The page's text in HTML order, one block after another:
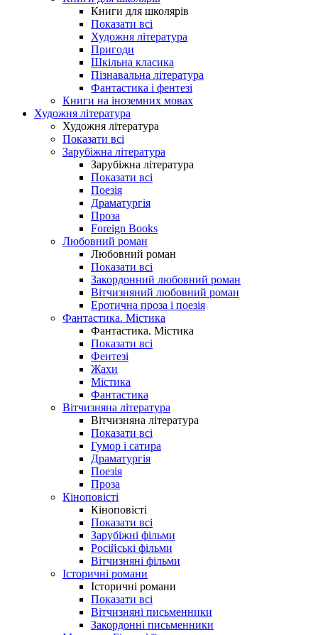
Книги для школярів
Показати всі
Художня література
Пригоди
Шкільна класика
Пізнавальна література
Фантастика і фентезі
Книги на іноземних мовах
Художня література
Художня література
Показати всі
Зарубіжна література
Зарубіжна література
Показати всі
Поезія
Драматургія
Проза
Foreign Books
Любовний роман
Любовний роман
Показати всі
Закордонний любовний роман
Вітчизняний любовний роман
Еротична проза і поезія
Фантастика. Містика
Фантастика. Містика
Показати всі
Фентезі
Жахи
Містика
Фантастика
Вітчизняна література
Вітчизняна література
Показати всі
Гумор і сатира
Драматургія
Поезія
Проза
Кіноповісті
Кіноповісті
Показати всі
Зарубіжні фільми
Російські фільми
Вітчизняні фільми
Історичні романи
Історичні романи
Показати всі
Вітчизняні письменники
Закордонні письменники